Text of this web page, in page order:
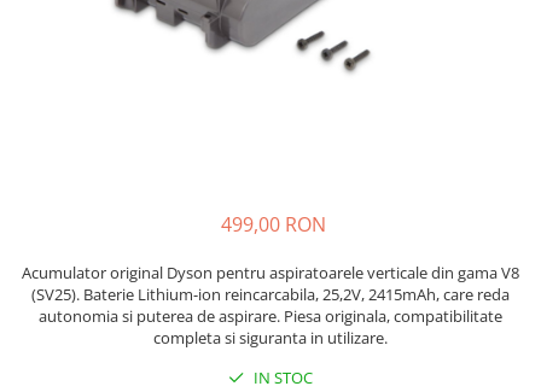
Accesorii Piese Plite Aragazuri
Accesorii Piese Cuptoare
Accesorii Piese Masini Spalat Rufe
Accesorii Electrocasnice Mici
Filtre Purificatoare Aer
Accesorii Piese Aer Conditionat
499,00 RON
Acumulator original Dyson pentru aspiratoarele verticale din gama V8
(SV25). Baterie Lithium-ion reincarcabila, 25,2V, 2415mAh, care reda
autonomia si puterea de aspirare. Piesa originala, compatibilitate
completa si siguranta in utilizare.
IN STOC